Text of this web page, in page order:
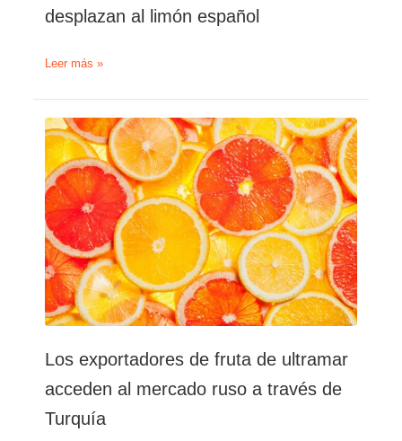
trimestre
de
desplazan al limón español
Turquía,
y
Argentina
desplazan
al
limón
español
Leer más »
Los exportadores de fruta de ultramar
acceden al mercado ruso a través de
Turquía